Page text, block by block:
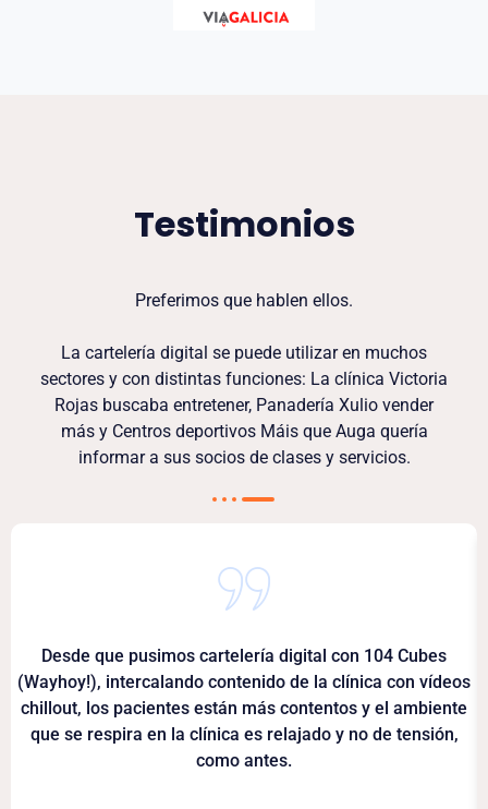
Testimonios
Preferimos que hablen ellos.
La cartelería digital se puede utilizar en muchos
sectores y con distintas funciones: La clínica Victoria
Rojas buscaba entretener, Panadería Xulio vender
más y Centros deportivos Máis que Auga quería
informar a sus socios de clases y servicios.
Desde que pusimos cartelería digital con 104 Cubes
(Wayhoy!), intercalando contenido de la clínica con vídeos
chillout, los pacientes están más contentos y el ambiente
que se respira en la clínica es relajado y no de tensión,
como antes.